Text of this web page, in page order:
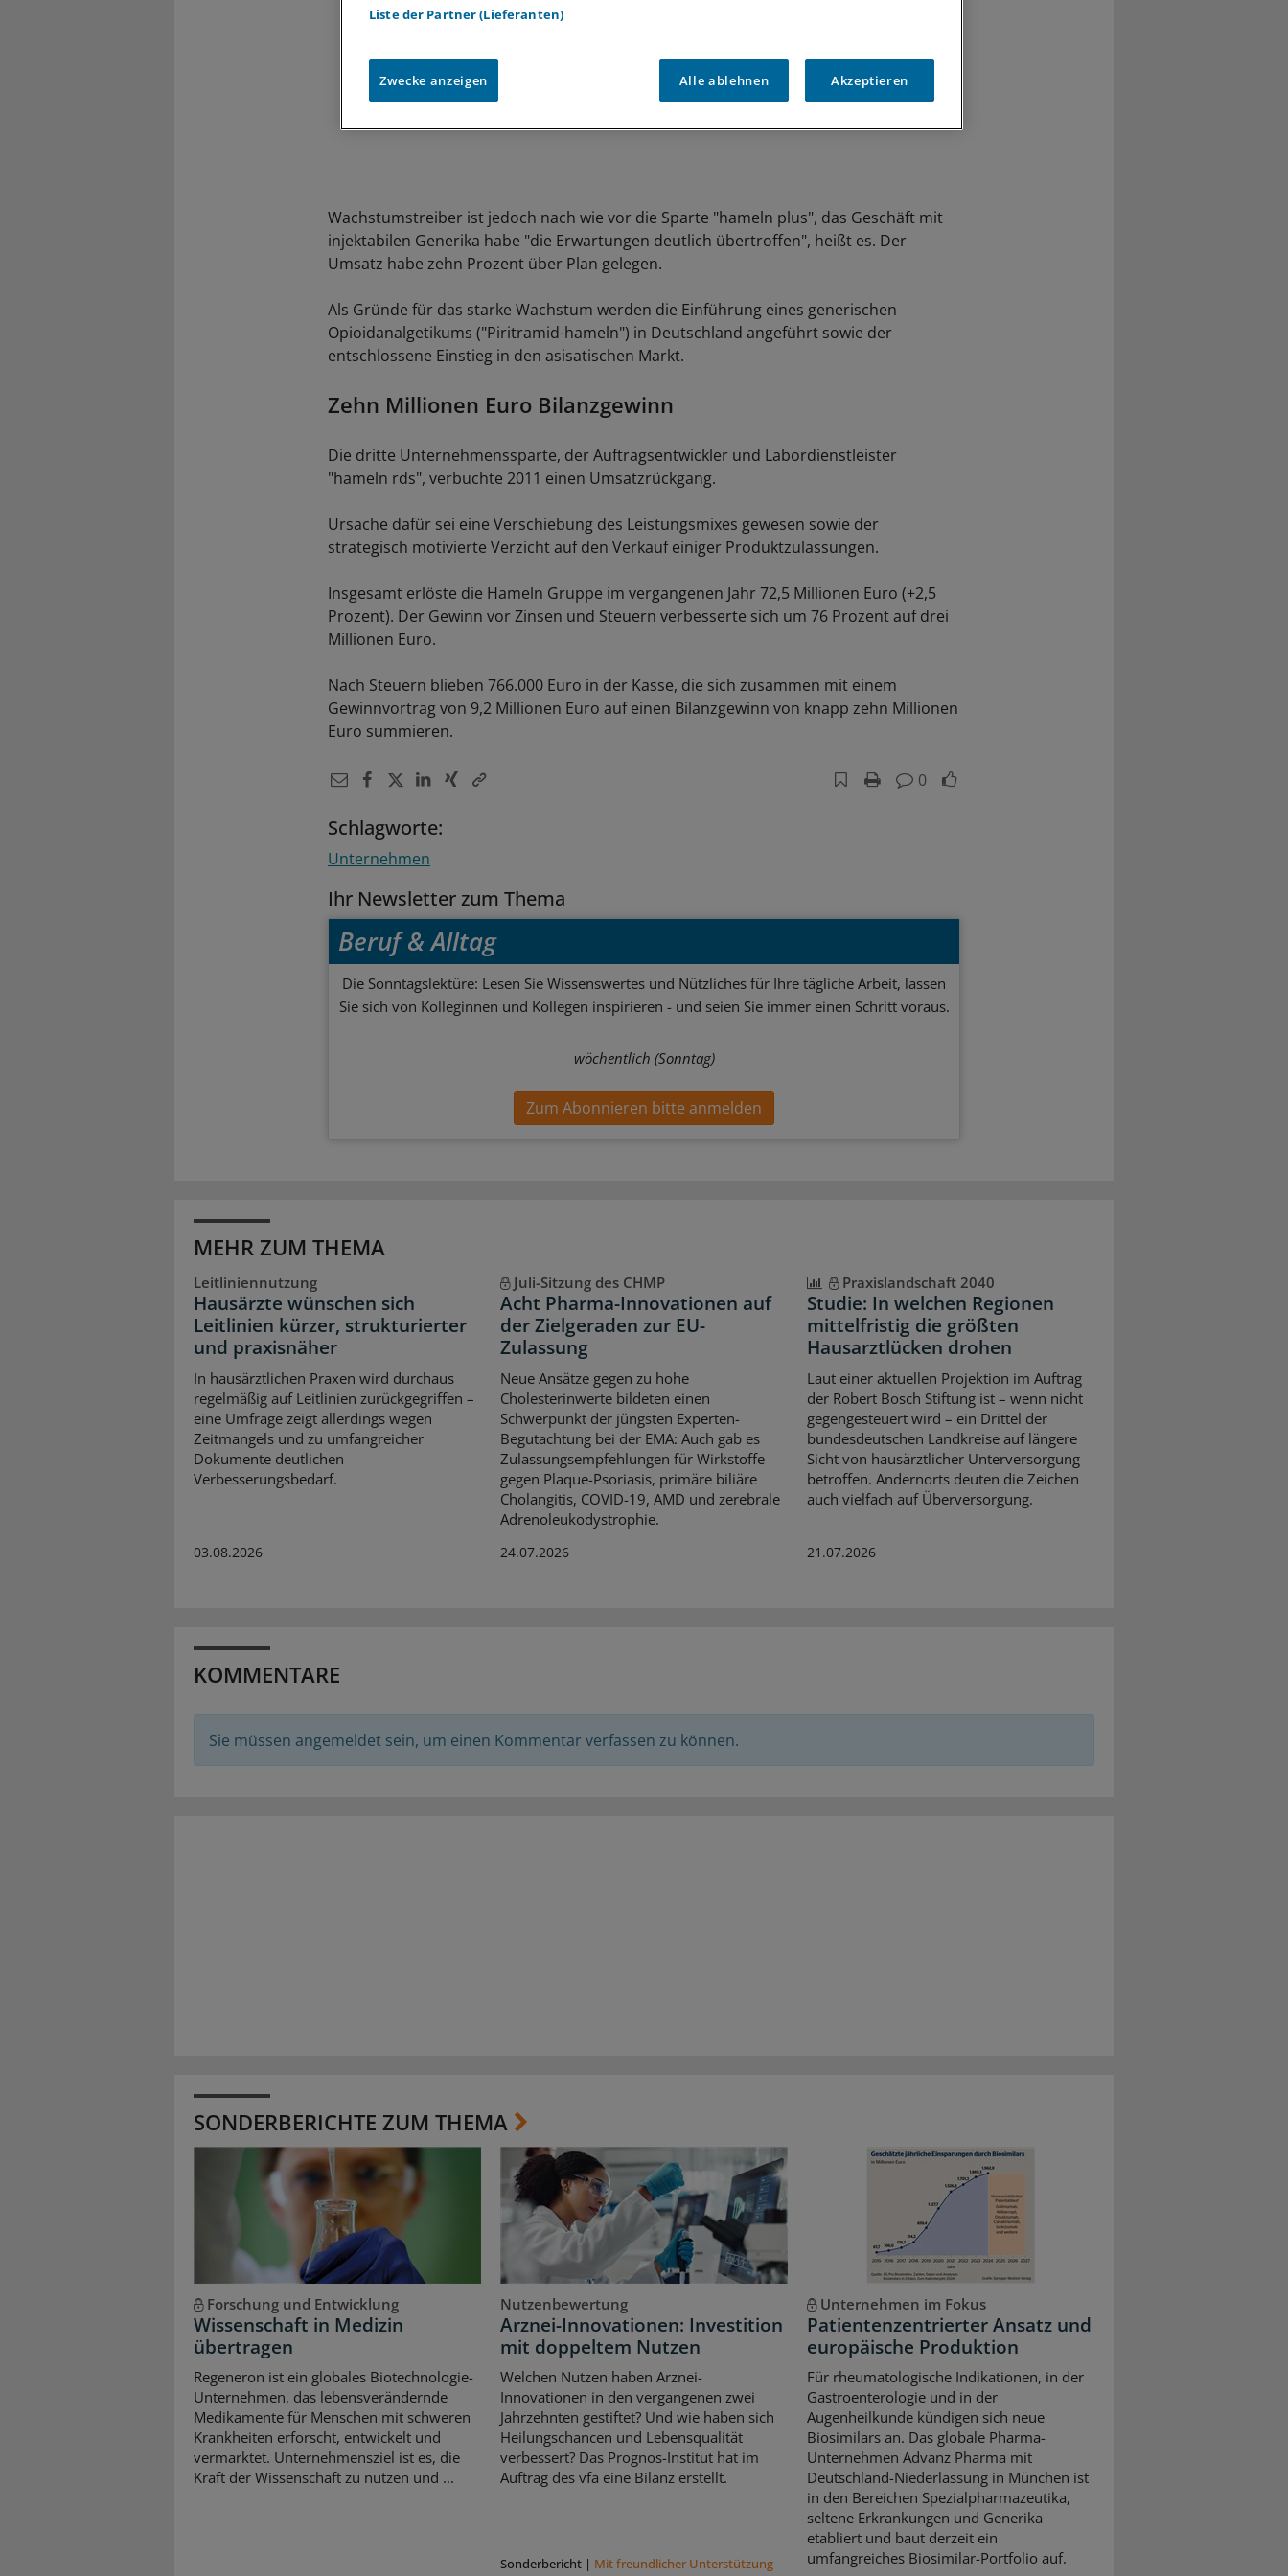
Wachstumstreiber ist jedoch nach wie vor die Sparte "hameln plus", das Geschäft mit
injektabilen Generika habe "die Erwartungen deutlich übertroffen", heißt es. Der
Umsatz habe zehn Prozent über Plan gelegen.
Als Gründe für das starke Wachstum werden die Einführung eines generischen
Opioidanalgetikums ("Piritramid-hameln") in Deutschland angeführt sowie der
entschlossene Einstieg in den asisatischen Markt.
Zehn Millionen Euro Bilanzgewinn
Die dritte Unternehmenssparte, der Auftragsentwickler und Labordienstleister
"hameln rds", verbuchte 2011 einen Umsatzrückgang.
Ursache dafür sei eine Verschiebung des Leistungsmixes gewesen sowie der
strategisch motivierte Verzicht auf den Verkauf einiger Produktzulassungen.
Insgesamt erlöste die Hameln Gruppe im vergangenen Jahr 72,5 Millionen Euro (+2,5
Prozent). Der Gewinn vor Zinsen und Steuern verbesserte sich um 76 Prozent auf drei
Millionen Euro.
Nach Steuern blieben 766.000 Euro in der Kasse, die sich zusammen mit einem
Gewinnvortrag von 9,2 Millionen Euro auf einen Bilanzgewinn von knapp zehn Millionen
Euro summieren.
0
Schlagworte:
Unternehmen
Ihr Newsletter zum Thema
Beruf & Alltag
Die Sonntagslektüre: Lesen Sie Wissenswertes und Nützliches für Ihre tägliche Arbeit, lassen
Sie sich von Kolleginnen und Kollegen inspirieren - und seien Sie immer einen Schritt voraus.
wöchentlich (Sonntag)
Zum Abonnieren bitte anmelden
MEHR ZUM THEMA
Leitliniennutzung
Hausärzte wünschen sich
Leitlinien kürzer, strukturierter
und praxisnäher
In hausärztlichen Praxen wird durchaus
regelmäßig auf Leitlinien zurückgegriffen –
eine Umfrage zeigt allerdings wegen
Zeitmangels und zu umfangreicher
Dokumente deutlichen
Verbesserungsbedarf.
03.08.2026
Juli-Sitzung des CHMP
Acht Pharma-Innovationen auf
der Zielgeraden zur EU-
Zulassung
Neue Ansätze gegen zu hohe
Cholesterinwerte bildeten einen
Schwerpunkt der jüngsten Experten-
Begutachtung bei der EMA: Auch gab es
Zulassungsempfehlungen für Wirkstoffe
gegen Plaque-Psoriasis, primäre biliäre
Cholangitis, COVID-19, AMD und zerebrale
Adrenoleukodystrophie.
24.07.2026
Praxislandschaft 2040
Studie: In welchen Regionen
mittelfristig die größten
Hausarztlücken drohen
Laut einer aktuellen Projektion im Auftrag
der Robert Bosch Stiftung ist – wenn nicht
gegengesteuert wird – ein Drittel der
bundesdeutschen Landkreise auf längere
Sicht von hausärztlicher Unterversorgung
betroffen. Andernorts deuten die Zeichen
auch vielfach auf Überversorgung.
21.07.2026
KOMMENTARE
Sie müssen angemeldet sein, um einen Kommentar verfassen zu können.
SONDERBERICHTE ZUM THEMA
Forschung und Entwicklung
Wissenschaft in Medizin
übertragen
Regeneron ist ein globales Biotechnologie-
Unternehmen, das lebensverändernde
Medikamente für Menschen mit schweren
Krankheiten erforscht, entwickelt und
vermarktet. Unternehmensziel ist es, die
Kraft der Wissenschaft zu nutzen und ...
Nutzenbewertung
Arznei-Innovationen: Investition
mit doppeltem Nutzen
Welchen Nutzen haben Arznei-
Innovationen in den vergangenen zwei
Jahrzehnten gestiftet? Und wie haben sich
Heilungschancen und Lebensqualität
verbessert? Das Prognos-Institut hat im
Auftrag des vfa eine Bilanz erstellt.
Sonderbericht| Mit freundlicher Unterstützung
Unternehmen im Fokus
Patientenzentrierter Ansatz und
europäische Produktion
Für rheumatologische Indikationen, in der
Gastroenterologie und in der
Augenheilkunde kündigen sich neue
Biosimilars an. Das globale Pharma-
Unternehmen Advanz Pharma mit
Deutschland-Niederlassung in München ist
in den Bereichen Spezialpharmazeutika,
seltene Erkrankungen und Generika
etabliert und baut derzeit ein
umfangreiches Biosimilar-Portfolio auf.
Liste der Partner (Lieferanten)
Zwecke anzeigen Alle ablehnen Akzeptieren